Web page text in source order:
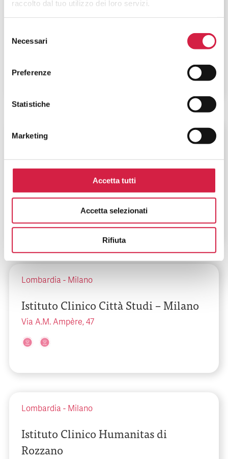
raccolto dal tuo utilizzo dei loro servizi.
delNecessari
Preferenze
Statistiche
Marketing
Accetta tutti
Accetta selezionati
Rifiuta
Istituto Auxologico Italiano – IRCCS
Lombardia
Istituto Auxologico Italiano – IRCCS
Via Lodovico Ariosto, 13
Lombardia - Milano
Istituto Clinico Città Studi – Milano
Via A.M. Ampère, 47
Lombardia - Milano
Istituto Clinico Humanitas di
Rozzano